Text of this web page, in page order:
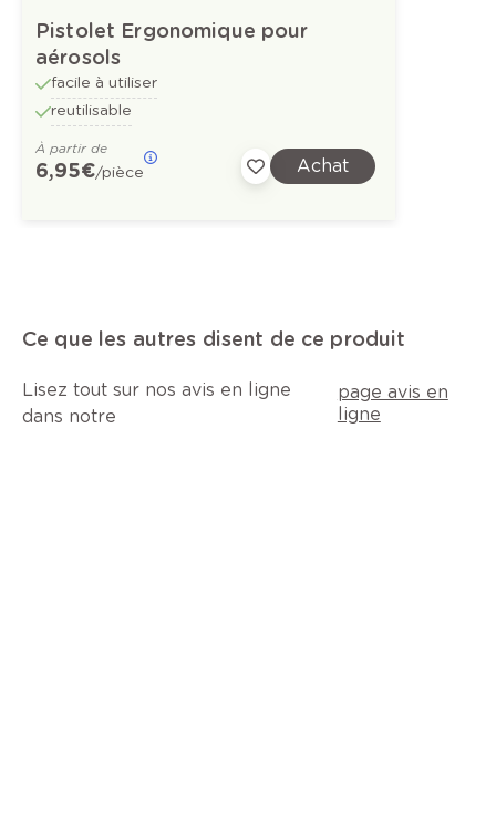
Pistolet Ergonomique pour
aérosols
facile à utiliser
reutilisable
À partir de
6,95 €/pièce Achat
Ce que les autres disent de ce produit
Lisez tout sur nos avis en ligne
dans notre
page avis en
ligne